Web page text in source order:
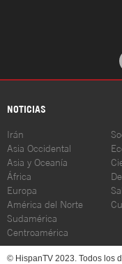
NOTICIAS
Irán
Asia Occidental
Asia y Oceanía
África
Europa
América del Norte
Sudamérica
Centroamérica
© HispanTV 2023. Todos los